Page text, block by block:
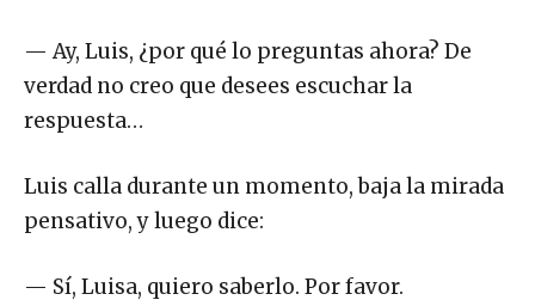
— Ay, Luis, ¿por qué lo preguntas ahora? De
verdad no creo que desees escuchar la
respuesta…
Luis calla durante un momento, baja la mirada
pensativo, y luego dice:
— Sí, Luisa, quiero saberlo. Por favor.